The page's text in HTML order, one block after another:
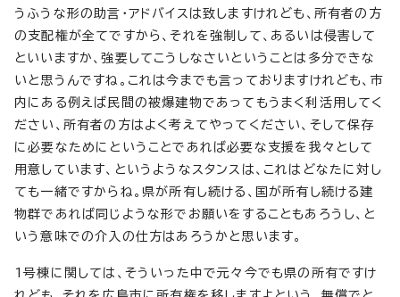
うふうな形の助言・アドバイスは致しますけれども、所有者の方
の支配権が全てですから、それを強制して、あるいは侵害して
といいますか、強要してこうしなさいということは多分できな
いと思うんですね。これは今までも言っておりますけれども、市
内にある例えば民間の被爆建物であってもうまく利活用してく
ださい、所有者の方はよく考えてやってください、そして保存
に必要なためにということであれば必要な支援を我々として
用意しています、というようなスタンスは、これはどなたに対し
ても一緒ですからね。県が所有し続ける、国が所有し続ける建
物群であれば同じような形でお願いをすることもあろうし、と
いう意味での介入の仕方はあろうかと思います。
1号棟に関しては、そういった中で元々今でも県の所有ですけ